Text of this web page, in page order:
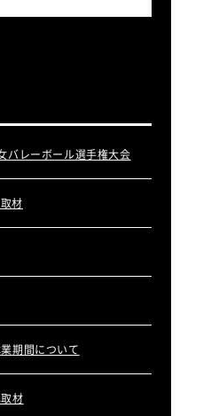
バレーボール選手権大会
材
期間について
材